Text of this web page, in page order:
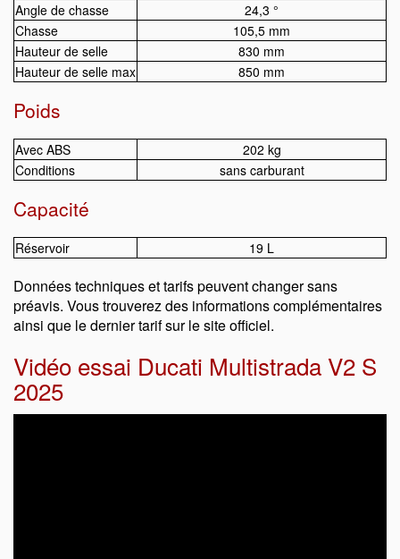
Angle de chasse
24,3 °
Chasse
105,5 mm
Hauteur de selle
830 mm
Hauteur de selle max
850 mm
Poids
Avec ABS
202 kg
Conditions
sans carburant
Capacité
Réservoir 19 L
Données techniques et tarifs peuvent changer sans
préavis. Vous trouverez des informations complémentaires
ainsi que le dernier tarif sur le site officiel.
Vidéo essai Ducati Multistrada V2 S
2025